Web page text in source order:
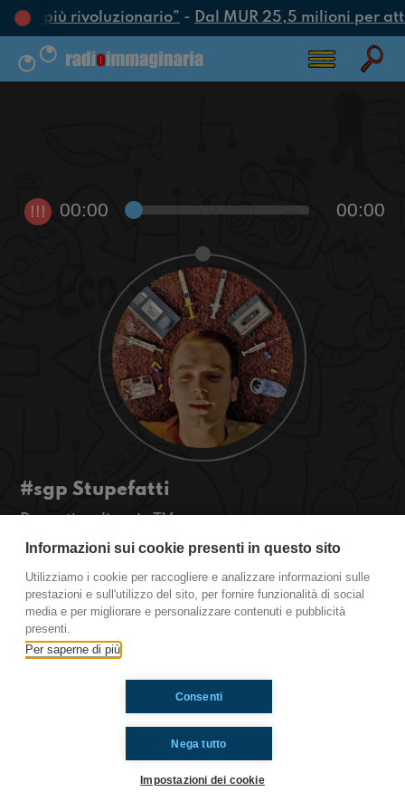
più rivoluzionario”- Dal MUR 25,5 milioni per
!!! 00:00 00:00
#sgp Stupefatti
Drogati... di serie TV
#OkkinSu www.radioimmaginaria.it
San Giovanni in Persiceto
Ti è piaciuto? Condividilo!
Informazioni sui cookie presenti in questo sito
Utilizziamo i cookie per raccogliere e analizzare informazioni sulle
prestazioni e sull'utilizzo del sito, per fornire funzionalità di social
media e per migliorare e personalizzare contenuti e pubblicità
presenti.
Per saperne di più
Nega tutto
Consenti
Impostazioni dei cookie